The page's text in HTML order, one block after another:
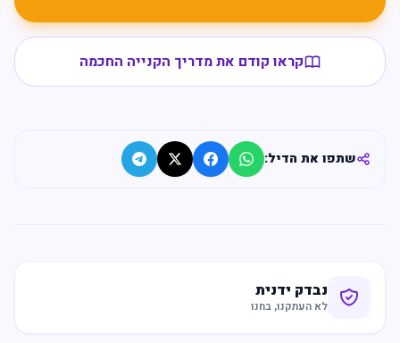
קראו קודם את מדריך הקנייה החכמה
שתפו את הדיל:
נבדק ידנית
לא העתקנו, בחנו